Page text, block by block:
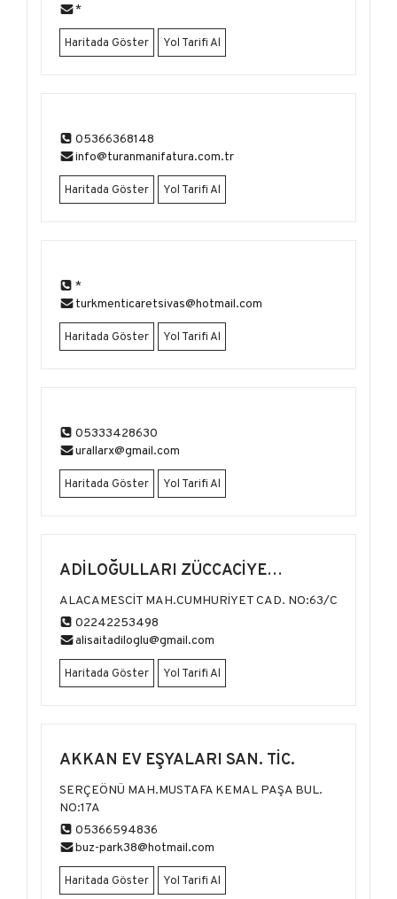
*
Haritada Göster Yol Tarifi Al
05366368148
info@turanmanifatura.com.tr
Haritada Göster Yol Tarifi Al
*
turkmenticaretsivas@hotmail.com
Haritada Göster Yol Tarifi Al
05333428630
urallarx@gmail.com
Haritada Göster Yol Tarifi Al
ADİLOĞULLARI ZÜCCACİYE
MAĞAZALARI
ALACAMESCİT MAH.CUMHURİYET CAD. NO:63/C
02242253498
alisaitadiloglu@gmail.com
Haritada Göster Yol Tarifi Al
AKKAN EV EŞYALARI SAN. TİC.
SERÇEÖNÜ MAH.MUSTAFA KEMAL PAŞA BUL.
NO:17A
05366594836
buz-park38@hotmail.com
Haritada Göster Yol Tarifi Al